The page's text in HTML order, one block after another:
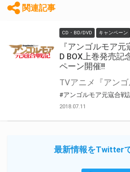
関連記事
CD・BD/DVD キャンペーン
『アンゴルモア
D BOX上巻発売記
ペーン開催!!
#アンゴルモア元寇合戦
2018.07.11
最新情報をTwitter